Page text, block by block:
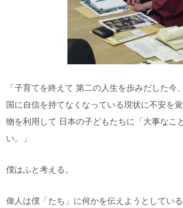
「子育てを終えて 第二の人生を歩みだした今
国に自信を持てなくなっている現状に不安を
物を利用して 日本の子どもたちに「大事なこ
い。」
僕はふと考える。
偉人は僕「たち」に何かを伝えようとしている